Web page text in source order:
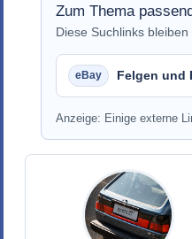
Zum Thema
Diese Suchlinks
Felgen und
Anzeige: Einige externe